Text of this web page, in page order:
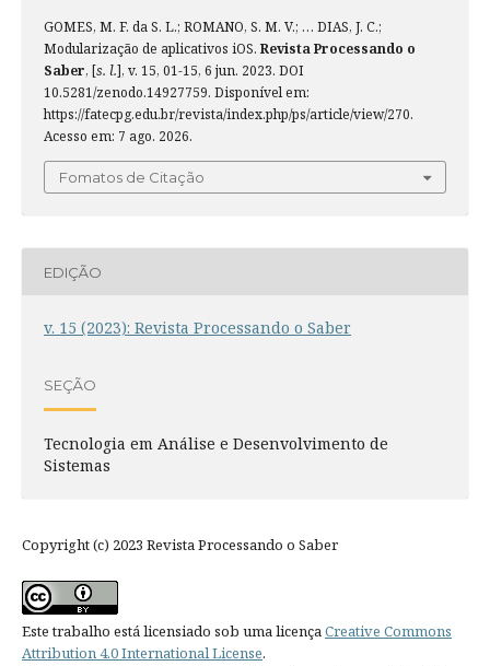
GOMES, M. F. da S. L.; ROMANO, S. M. V.; … DIAS, J. C.;
Modularização de aplicativos iOS. Revista Processando o
Saber, [s. l.], v. 15, 01-15, 6 jun. 2023. DOI
10.5281/zenodo.14927759. Disponível em:
https://fatecpg.edu.br/revista/index.php/ps/article/view/270.
Acesso em: 7 ago. 2026.
Fomatos de Citação
EDIÇÃO
v. 15 (2023): Revista Processando o Saber
SEÇÃO
Tecnologia em Análise e Desenvolvimento de
Sistemas
Copyright (c) 2023 Revista Processando o Saber
Este trabalho está licensiado sob uma licençaCreative Commons
Attribution 4.0 International License.